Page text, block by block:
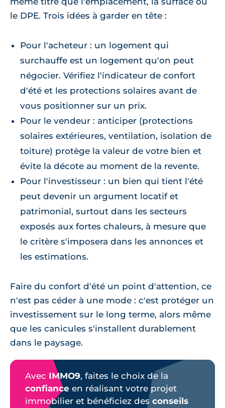
le DPE. Trois idées à garder en tête :
Pour l'acheteur : un logement qui
surchauffe est un logement qu'on peut
négocier. Vérifiez l'indicateur de confort
d'été et les protections solaires avant de
vous positionner sur un prix.
Pour le vendeur : anticiper (protections
solaires extérieures, ventilation, isolation de
toiture) protège la valeur de votre bien et
évite la décote au moment de la revente.
Pour l'investisseur : un bien qui tient l'été
peut devenir un argument locatif et
patrimonial, surtout dans les secteurs
exposés aux fortes chaleurs, à mesure que
le critère s'imposera dans les annonces et
les estimations.
Faire du confort d'été un point d'attention, ce
n'est pas céder à une mode : c'est protéger un
investissement sur le long terme, alors même
que les canicules s'installent durablement
dans le paysage.
Avec IMMO9, faites le choix de la
confiance en réalisant votre projet
immobilier et bénéficiez des conseils